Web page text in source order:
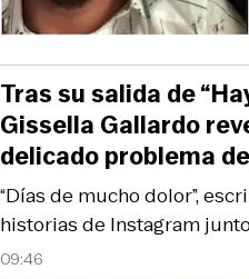
09:46
“Días de mucho dolor”,
historias de Instagram
Tras su salida de
Gissella Gallardo
delicado problema